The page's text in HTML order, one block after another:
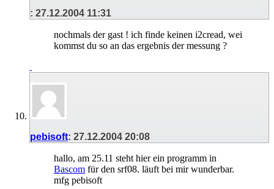
: 27.12.2004 11:31
nochmals der gast ! ich finde keinen i2cread, wei
kommst du so an das ergebnis der messung ?
pebisoft: 27.12.2004 20:08
hallo, am 25.11 steht hier ein programm in
Bascom für den srf08. läuft bei mir wunderbar.
mfg pebisoft